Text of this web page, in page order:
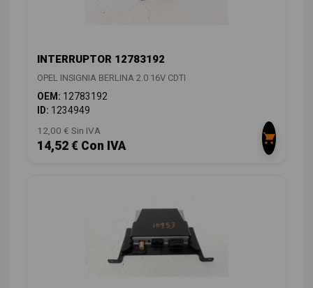
INTERRUPTOR 12783192
OPEL INSIGNIA BERLINA 2.0 16V CDTI
OEM: 12783192
ID: 1234949
12,00 € Sin IVA
14,52 € Con IVA